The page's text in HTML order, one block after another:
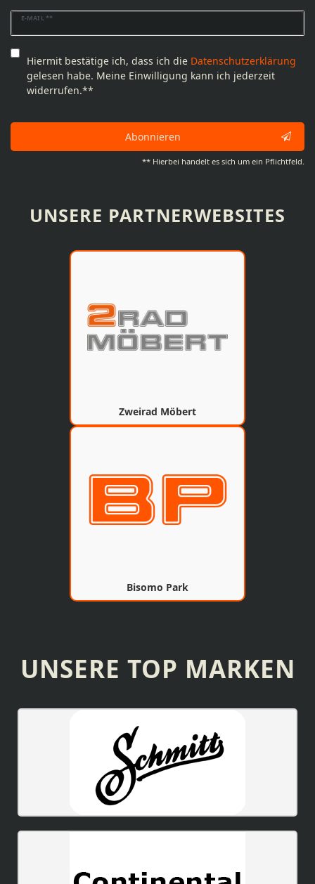
E-MAIL **
Newsletter
Honig
Hiermit bestätige ich, dass ich die Daten­schutz­erklärung
gelesen habe. Meine Einwilligung kann ich jederzeit
widerrufen.**
Abonnieren
** Hierbei handelt es sich um ein Pflichtfeld.
UNSERE PARTNERWEBSITES
Zweirad Möbert
Bisomo Park
UNSERE TOP MARKEN